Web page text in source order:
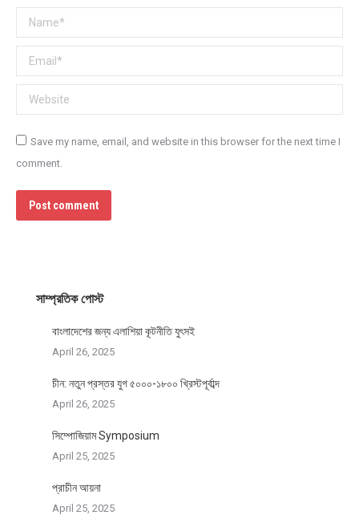
Name *
Email *
Website
Save my name, email, and website in this browser for the next time I
comment.
Post comment
সাম্প্রতিক পোস্ট
বাংলাদেশের জন্য এলাশিয়া কূটনীতি যুৎসই
April 26, 2025
চীন: নতুন প্রস্তর যুগ ৫০০০-১৮০০ খ্রিস্টপূর্বাব্দ
April 26, 2025
সিম্পোজিয়াম Symposium
April 25, 2025
প্রাচীন আয়না
April 25, 2025